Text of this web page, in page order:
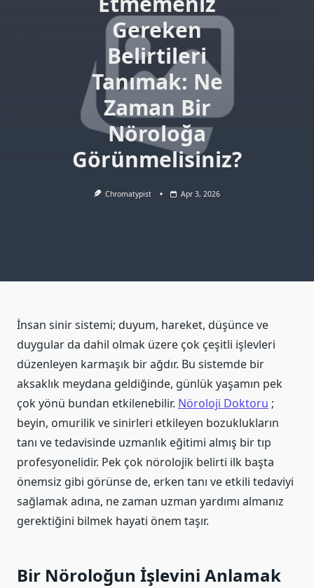
Gereken
Belirtileri
Tanımak: Ne
Zaman Bir
Nöroloğa
Görünmelisiniz?
Chromatypist Apr 3, 2026
İnsan sinir sistemi; duyum, hareket, düşünce ve
duygular da dahil olmak üzere çok çeşitli işlevleri
düzenleyen karmaşık bir ağdır. Bu sistemde bir
aksaklık meydana geldiğinde, günlük yaşamın pek
çok yönü bundan etkilenebilir. Nöroloji Doktoru ;
beyin, omurilik ve sinirleri etkileyen bozuklukların
tanı ve tedavisinde uzmanlık eğitimi almış bir tıp
profesyonelidir. Pek çok nörolojik belirti ilk başta
önemsiz gibi görünse de, erken tanı ve etkili tedaviyi
sağlamak adına, ne zaman uzman yardımı almanız
gerektiğini bilmek hayati önem taşır.
Bir Nöroloğun İşlevini Anlamak